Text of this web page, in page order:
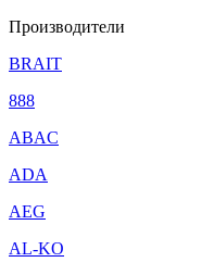
Производители
BRAIT
888
ABAC
ADA
AEG
AL-KO